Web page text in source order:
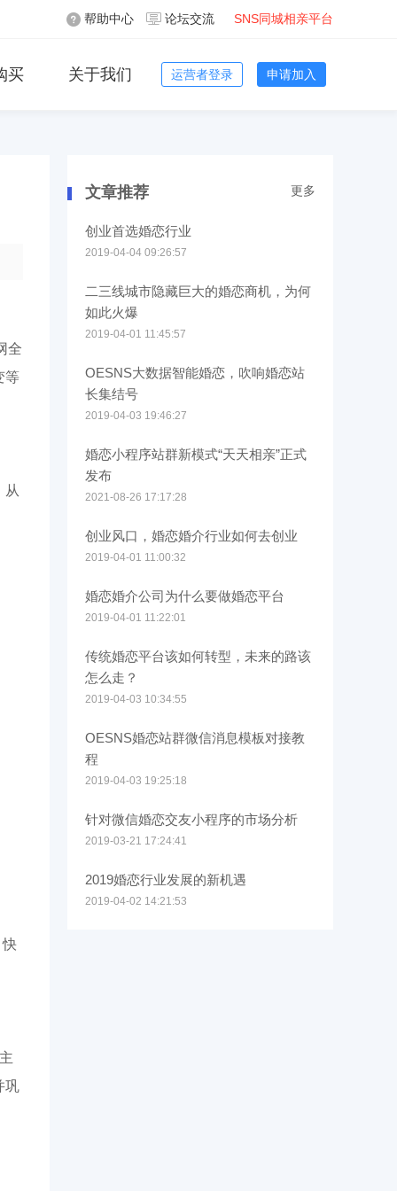
帮助中心 论坛交流 SNS同城相亲平台
运营者登录 申请加入
买 关于我们
全
等
从
快
巩
文章推荐 更多
创业首选婚恋行业
2019-04-04 09:26:57
二三线城市隐藏巨大的婚恋商机，为何
如此火爆
2019-04-01 11:45:57
OESNS大数据智能婚恋，吹响婚恋站
长集结号
2019-04-03 19:46:27
婚恋小程序站群新模式“天天相亲”正式
发布
2021-08-26 17:17:28
创业风口，婚恋婚介行业如何去创业
2019-04-01 11:00:32
婚恋婚介公司为什么要做婚恋平台
2019-04-01 11:22:01
传统婚恋平台该如何转型，未来的路该
怎么走？
2019-04-03 10:34:55
OESNS婚恋站群微信消息模板对接教
程
2019-04-03 19:25:18
针对微信婚恋交友小程序的市场分析
2019-03-21 17:24:41
2019婚恋行业发展的新机遇
2019-04-02 14:21:53